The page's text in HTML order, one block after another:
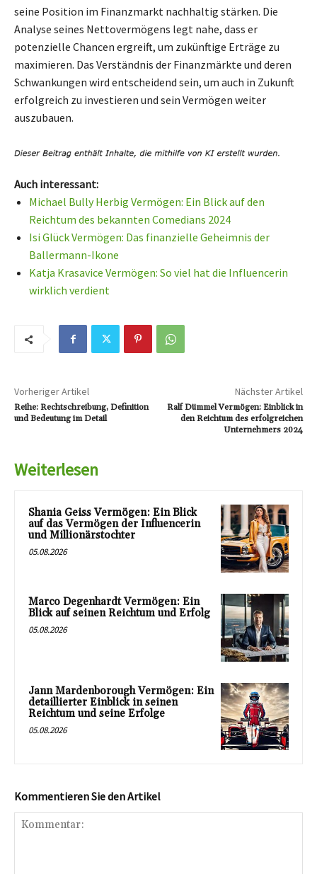
seine Position im Finanzmarkt nachhaltig stärken. Die
Analyse seines Nettovermögens legt nahe, dass er
potenzielle Chancen ergreift, um zukünftige Erträge zu
maximieren. Das Verständnis der Finanzmärkte und deren
Schwankungen wird entscheidend sein, um auch in Zukunft
erfolgreich zu investieren und sein Vermögen weiter
auszubauen.
Auch interessant:
Michael Bully Herbig Vermögen: Ein Blick auf den
Reichtum des bekannten Comedians 2024
Isi Glück Vermögen: Das finanzielle Geheimnis der
Ballermann-Ikone
Katja Krasavice Vermögen: So viel hat die Influencerin
wirklich verdient
Vorheriger Artikel
Reihe: Rechtschreibung, Definition
und Bedeutung im Detail
Nächster Artikel
Ralf Dümmel Vermögen: Einblick in
den Reichtum des erfolgreichen
Unternehmers 2024
Weiterlesen
Shania Geiss Vermögen: Ein Blick
auf das Vermögen der Influencerin
und Millionärstochter
05.08.2026
Marco Degenhardt Vermögen: Ein
Blick auf seinen Reichtum und Erfolg
05.08.2026
Jann Mardenborough Vermögen: Ein
detaillierter Einblick in seinen
Reichtum und seine Erfolge
05.08.2026
Kommentieren Sie den Artikel